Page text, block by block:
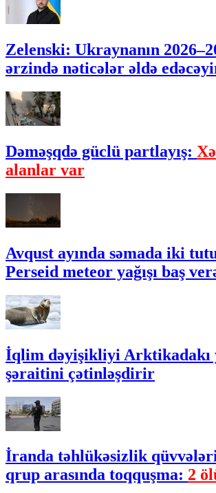
Zelenski: Ukraynanın
ərzində nəticələr əldə
Dəməşqdə güclü partlayış:
alanlar var
Avqust ayında səmada iki
Perseid meteor yağışı baş
İqlim dəyişikliyi Arktikadakı
şəraitini çətinləşdirir
İranda təhlükəsizlik
qrup arasında toqquşma: 2